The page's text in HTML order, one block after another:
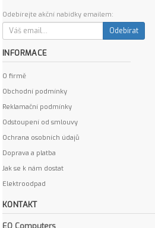
Odebírejte akční nabídky emailem:
Odebírat
INFORMACE
O firmě
Obchodní podmínky
Reklamační podmínky
Odstoupení od smlouvy
Ochrana osobních údajů
Doprava a platba
Jak se k nám dostat
Elektroodpad
KONTAKT
EO Computers